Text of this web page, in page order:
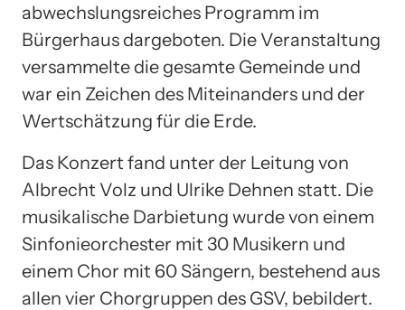
abwechslungsreiches Programm im
Bürgerhaus dargeboten. Die Veranstaltung
versammelte die gesamte Gemeinde und
war ein Zeichen des Miteinanders und der
Wertschätzung für die Erde.
Das Konzert fand unter der Leitung von
Albrecht Volz und Ulrike Dehnen statt. Die
musikalische Darbietung wurde von einem
Sinfonieorchester mit 30 Musikern und
einem Chor mit 60 Sängern, bestehend aus
allen vier Chorgruppen des GSV, bebildert.